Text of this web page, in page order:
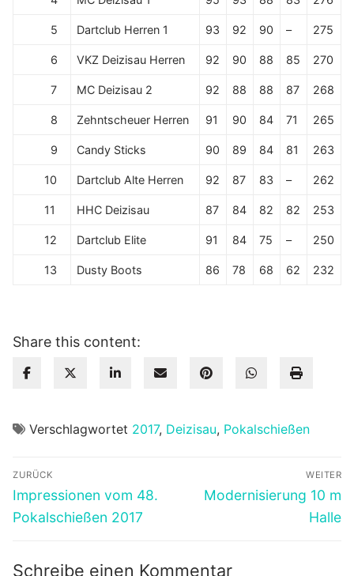
5 Dartclub Herren 1 93 92 90 – 275
6 VKZ Deizisau Herren 92 90 88 85 270
7 MC Deizisau 2 92 88 88 87 268
8 Zehntscheuer Herren 91 90 84 71 265
9 Candy Sticks 90 89 84 81 263
10 Dartclub Alte Herren 92 87 83 – 262
11 HHC Deizisau 87 84 82 82 253
12 Dartclub Elite 91 84 75 – 250
13 Dusty Boots 86 78 68 62 232
Share this content:
Verschlagwortet 2017, Deizisau, Pokalschießen
Beitragsnavigation
ZURÜCK
Vorheriger
Beitrag:
Impressionen vom 48.
Pokalschießen 2017
WEITER
Nächster
Modernisierung 10 m
Halle
Schreibe einen Kommentar